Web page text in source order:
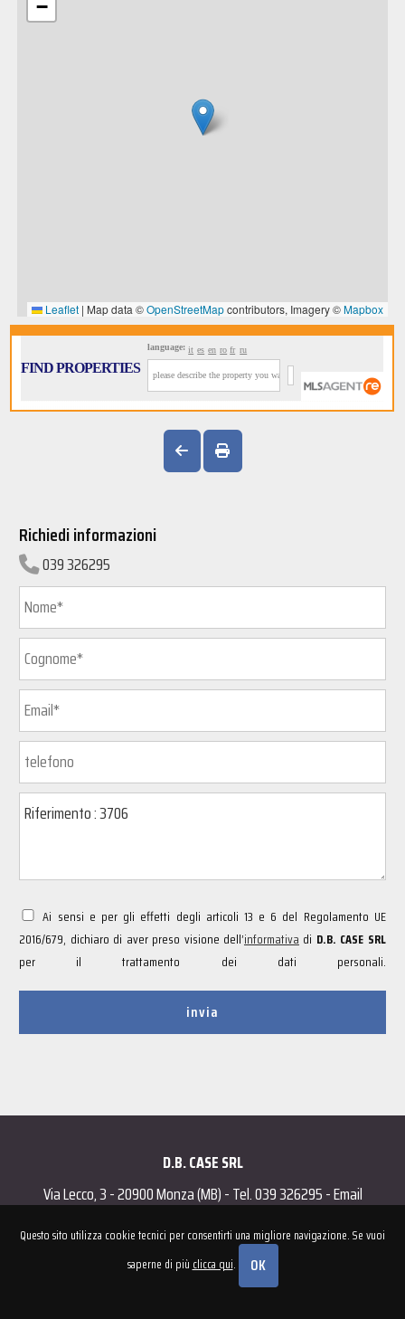
Questo sito utilizza cookie tecnici per consentirti una migliore navigazione. Se vuoi
saperne di piùclicca qui. OK
FIND PROPERTIES
language: it es en ro fr ru
Richiedi informazioni
039 326295
Ai sensi e per gli effetti degli articoli 13 e 6 del Regolamento UE
2016/679, dichiaro di aver preso visione dell’informativa di D.B. CASE SRL
per il trattamento dei dati personali.
D.B. CASE SRL
Via Lecco, 3 - 20900 Monza (MB) - Tel.039 326295- Email
P.I. 10753870962 | REA MB 2554960 | Capitale sociale € 10.000 i.v. |Privacy|
Cookies Policy| Powered by Cometa Immobiliare